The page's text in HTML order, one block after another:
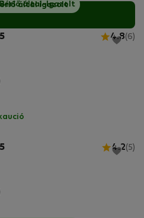
Bérlő által-Igazolt
4.8(6)
4.2(5)